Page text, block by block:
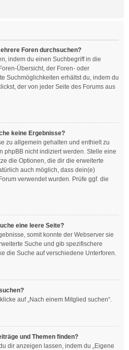
Foren durchsuchen?
indem du einen Suchbegriff in die
Übersicht, der Foren- oder
Suchmöglichkeiten erhältst du, indem du
der von jeder Seite des Forums aus
keine Ergebnisse?
zu allgemein gehalten und enthielt zu
phpBB nicht indiziert werden. Stelle eine
die Optionen, die dir die erweiterte
auch möglich, dass dein(e)
verwendet wurden. Prüfe ggf. die
eine leere Seite?
somit konnte der Webserver sie
Suche und gib spezifischere
die Suche auf verschiedene Unterforen.
auf „Nach einem Mitglied suchen“.
und Themen finden?
dir anzeigen lassen, indem du „Eigene